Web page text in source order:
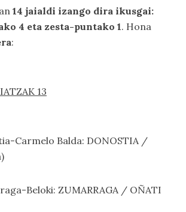
14 jaialdi izango dira ikusgai:
4 eta zesta-puntako 1. Hona
:
13
Carmelo Balda: DONOSTIA /
Beloki: ZUMARRAGA / OÑATI